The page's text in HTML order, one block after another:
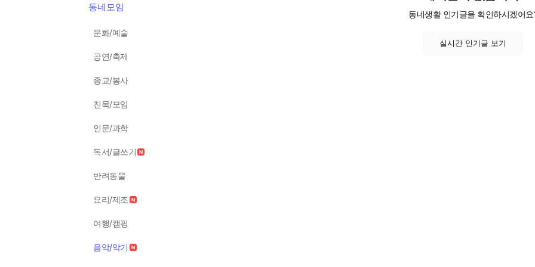
동네모임
문화/예술
공연/축제
종교/봉사
친목/모임
인문/과학
독서/글쓰기
반려동물
요리/제조
여행/캠핑
음악/악기
동네생활 인기글을 확인하시겠어요
실시간 인기글 보기